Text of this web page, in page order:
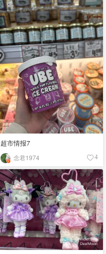
超市情报7
念君1974 4